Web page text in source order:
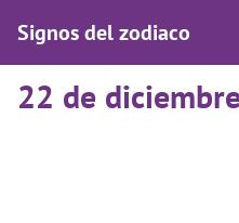
Signos del zodiaco
22 de